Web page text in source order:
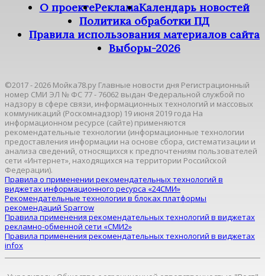
О проектеРекламаКалендарь новостей
Политика обработки ПД
Правила использования материалов сайта
Выборы-2026
©2017 - 2026 Мойка78.ру Главные новости дня Регистрационный
номер СМИ ЭЛ № ФС 77 - 76062 выдан Федеральной службой по
надзору в сфере связи, информационных технологий и массовых
коммуникаций (Роскомнадзор) 19 июня 2019 года На
информационном ресурсе (сайте) применяются
рекомендательные технологии (информационные технологии
предоставления информации на основе сбора, систематизации и
анализа сведений, относящихся к предпочтениям пользователей
сети «Интернет», находящихся на территории Российской
Федерации).
Правила о применении рекомендательных технологий в
виджетах информационного ресурса «24СМИ»
Рекомендательные технологии в блоках платформы
рекомендаций Sparrow
Правила применения рекомендательных технологий в виджетах
рекламно-обменной сети «СМИ2»
Правила применения рекомендательных технологий в виджетах
infox